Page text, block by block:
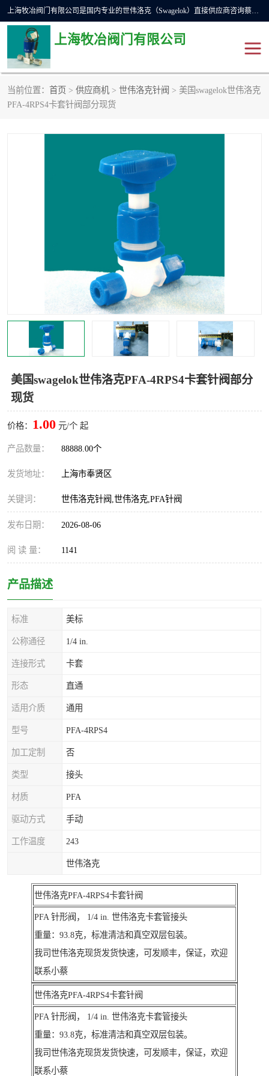
上海牧冶阀门有限公司是国内专业的世伟洛克（Swagelok）直接供应商咨询蔡工，主营世伟洛克球阀、世伟洛克针型阀、世伟洛克隔膜阀、世伟洛克旋塞阀、世伟洛克单向阀、世伟洛克接头、世伟洛克快速接头、世伟洛克卡套管、世伟洛克弯管器、世伟洛克工具等。
上海牧冶阀门有限公司
当前位置： 首页 > 供应商机 > 世伟洛克针阀 > 美国swagelok世伟洛克
PFA-4RPS4卡套针阀部分现货
美国swagelok世伟洛克PFA-4RPS4卡套针阀部分
现货
价格： 1.00 元/个 起
产品数量： 88888.00个
发货地址： 上海市奉贤区
关键词： 世伟洛克针阀,世伟洛克,PFA针阀
发布日期： 2026-08-06
阅 读 量： 1141
产品描述
标准 美标
公称通径 1/4 in.
连接形式 卡套
形态 直通
适用介质 通用
型号 PFA-4RPS4
加工定制 否
类型 接头
材质 PFA
驱动方式 手动
工作温度 243
世伟洛克
世伟洛克PFA-4RPS4卡套针阀
PFA 针形阀， 1/4 in. 世伟洛克卡套管接头
重量：93.8克，标准清洁和真空双层包装。
我司世伟洛克现货发货快速，可发顺丰，保证，欢迎
联系小蔡
世伟洛克PFA-4RPS4卡套针阀
PFA 针形阀， 1/4 in. 世伟洛克卡套管接头
重量：93.8克，标准清洁和真空双层包装。
我司世伟洛克现货发货快速，可发顺丰，保证，欢迎
联系小蔡
世伟洛克
世伟洛克球阀 世伟洛克针阀
世伟洛克隔膜阀
世伟洛克波纹管阀
美国霍克HOKE
世伟洛克旋塞阀
世伟洛克弯管器
世伟洛克工具 世伟洛克快速接头